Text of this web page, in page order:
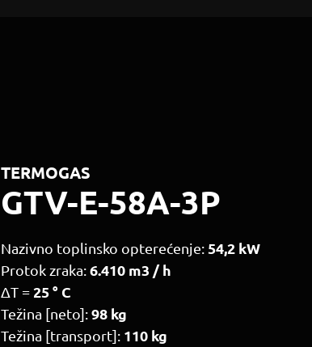
TERMOGAS
GTV-E-58A-3P
Nazivno toplinsko opterećenje:54,2 kW
Protok zraka:6.410 m3 / h
ΔT =25 ° C
Težina [neto]:98 kg
Težina [transport]: 110 kg